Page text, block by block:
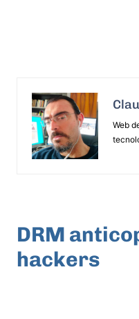
Web
DRM
hackers